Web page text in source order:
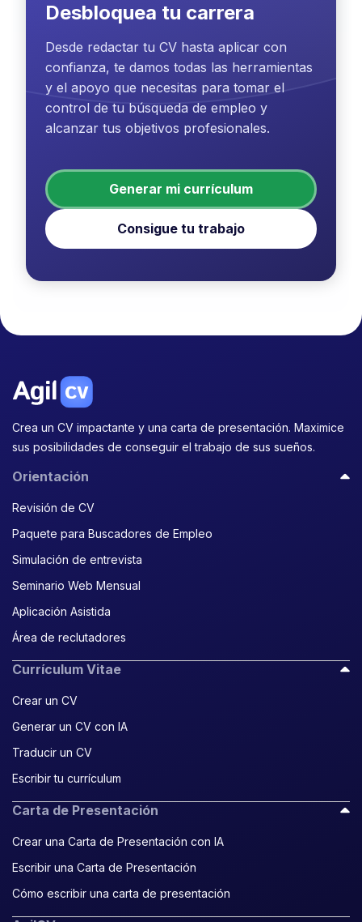
Desbloquea tu carrera
Desde redactar tu CV hasta aplicar con
confianza, te damos todas las herramientas
y el apoyo que necesitas para tomar el
control de tu búsqueda de empleo y
alcanzar tus objetivos profesionales.
Generar mi currículum
Consigue tu trabajo
Crea un CV impactante y una carta de presentación. Maximice
sus posibilidades de conseguir el trabajo de sus sueños.
Orientación
Revisión de CV
Paquete para Buscadores de Empleo
Simulación de entrevista
Seminario Web Mensual
Aplicación Asistida
Área de reclutadores
Currículum Vitae
Crear un CV
Generar un CV con IA
Traducir un CV
Escribir tu currículum
Carta de Presentación
Crear una Carta de Presentación con IA
Escribir una Carta de Presentación
Cómo escribir una carta de presentación